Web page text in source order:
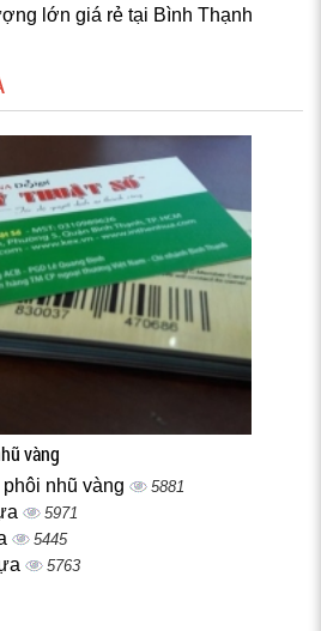
lớn giá rẻ tại Bình Thạnh
vàng
nhũ vàng 5881
5971
5445
5763